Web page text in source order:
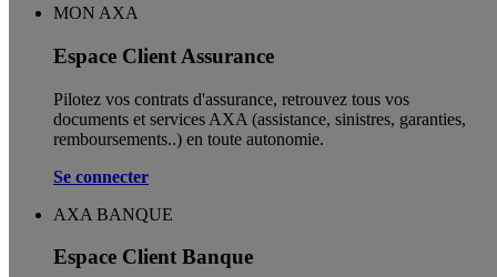
MON AXA
Espace Client Assurance
Pilotez vos contrats d'assurance, retrouvez tous vos
documents et services AXA (assistance, sinistres, garanties,
remboursements..) en toute autonomie. ​
Se connecter
AXA BANQUE
Espace Client Banque